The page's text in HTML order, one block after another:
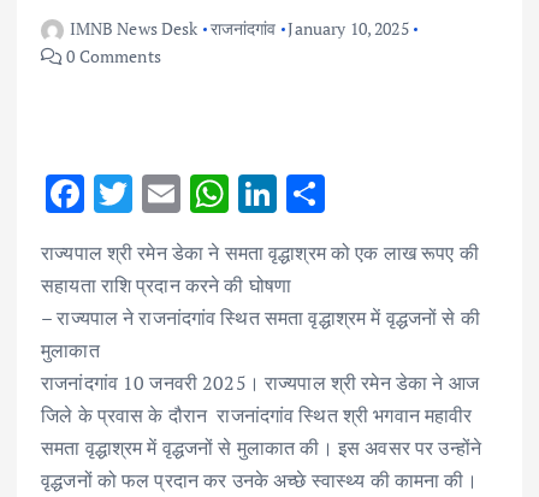
IMNB News Desk राजनांदगांव January 10, 2025
0 Comments
F
e
b
o
o
k
T
w
it
te
E
m
ai
l
W
at
s
p
p
Li
k
e
n
h
ar
e
राज्यपाल श्री रमेन डेका ने समता वृद्धाश्रम को एक लाख रूपए की
सहायता राशि प्रदान करने की घोषणा
– राज्यपाल ने राजनांदगांव स्थित समता वृद्धाश्रम में वृद्धजनों से की
मुलाकात
राजनांदगांव 10 जनवरी 2025। राज्यपाल श्री रमेन डेका ने आज
जिले के प्रवास के दौरान राजनांदगांव स्थित श्री भगवान महावीर
समता वृद्धाश्रम में वृद्धजनों से मुलाकात की। इस अवसर पर उन्होंने
वृद्धजनों को फल प्रदान कर उनके अच्छे स्वास्थ्य की कामना की।